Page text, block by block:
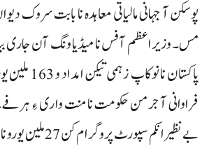
پوسکن آ جہانی مالیاتی معاہدہ نا بابت سروک
مس۔ وزیراعظم آفس نا میڈیا ونگ آن جاری
پاکستان نا
فراوانی آ جرمن حکومت نا منت واری ءِ
بے نظیر انکم سپورٹ